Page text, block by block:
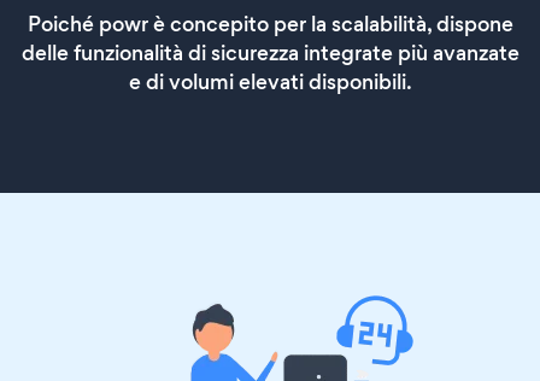
Poiché powr è concepito per la scalabilità, dispone
delle funzionalità di sicurezza integrate più avanzate
e di volumi elevati disponibili.